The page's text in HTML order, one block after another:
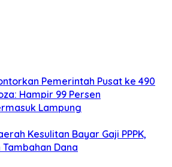
Pemerintah Pusat ke 490
Hampir 99 Persen
Lampung
Kesulitan Bayar Gaji PPPK,
Dana